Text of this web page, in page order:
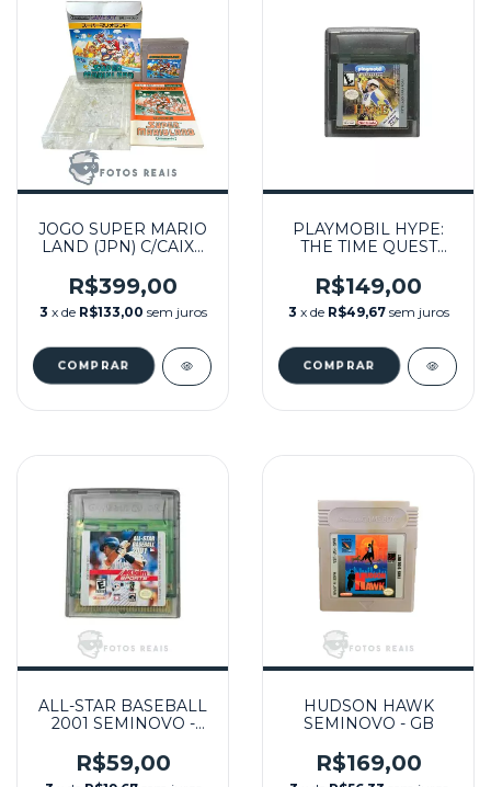
JOGO SUPER MARIO
LAND (JPN) C/CAIXA
R$399,00
3 x de R$133,00 sem juros
PLAYMOBIL HYPE:
THE TIME QUEST
R$149,00
3 x de R$49,67 sem juros
ALL-STAR BASEBALL
2001 SEMINOVO -
R$59,00
HUDSON HAWK
SEMINOVO - GB
R$169,00